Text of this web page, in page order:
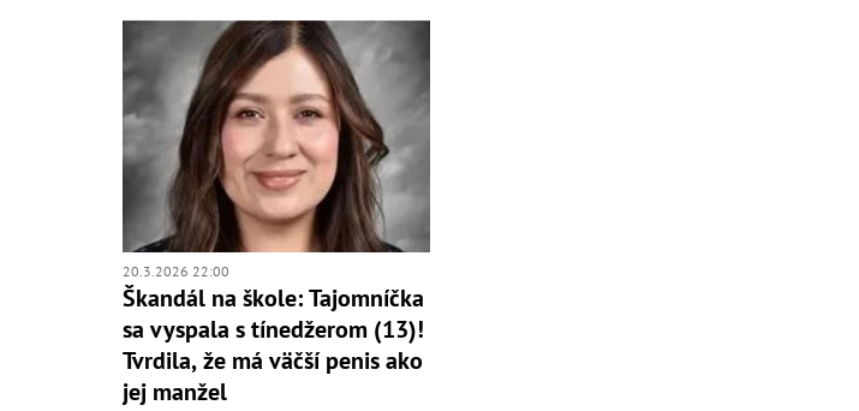
20.3.2026 22:00
Škandál na škole: Tajomníčka
sa vyspala s tínedžerom (13)!
Tvrdila, že má väčší penis ako
jej manžel